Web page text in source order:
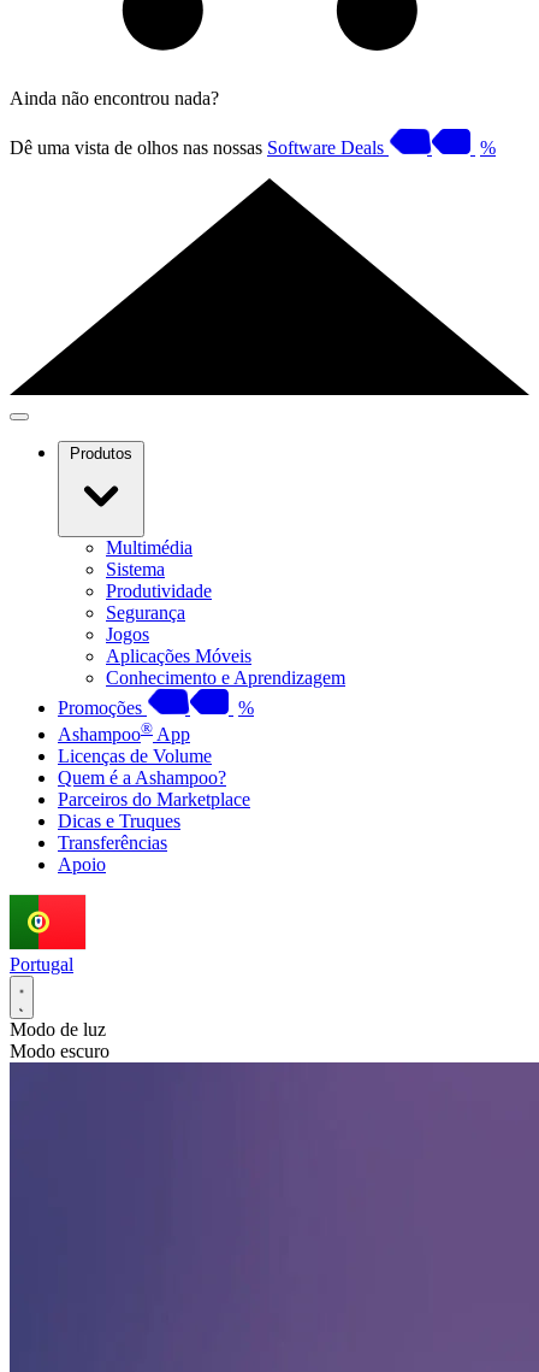
Ainda não encontrou nada?
Dê uma vista de olhos nas nossas Software Deals %
Produtos
Multimédia
Sistema
Produtividade
Segurança
Jogos
Aplicações Móveis
Conhecimento e Aprendizagem
Promoções
%
Ashampoo® App
Licenças de Volume
Quem é a Ashampoo?
Parceiros do Marketplace
Dicas e Truques
Transferências
Apoio
Portugal
Modo de luz
Modo escuro